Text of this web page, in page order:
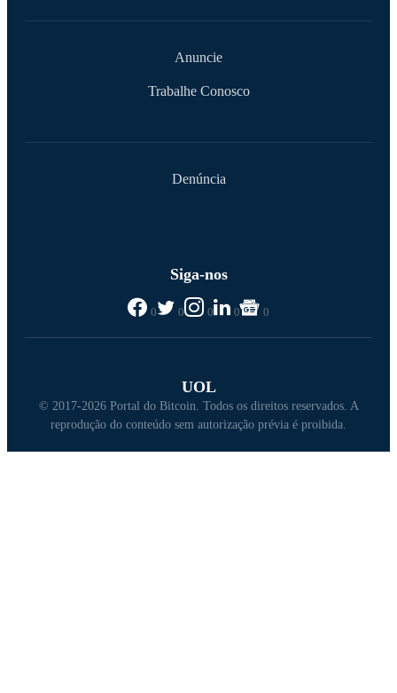
Anuncie
Trabalhe Conosco
Denúncia
Siga-nos
0 0 0 0 0
UOL
© 2017-2026 Portal do Bitcoin. Todos os direitos reservados. A
reprodução do conteúdo sem autorização prévia é proibida.